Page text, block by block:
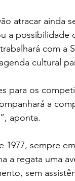
atracar ainda
a possibilidade
com a
cultural
para os
a
aponta.
sempre
a regata uma
sem